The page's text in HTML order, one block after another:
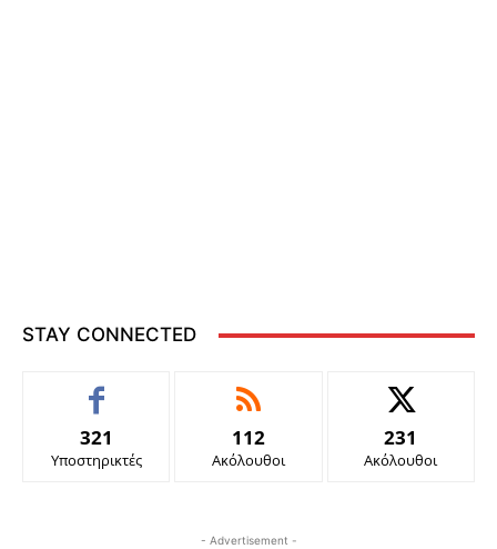
STAY CONNECTED
321
Υποστηρικτές
112
Ακόλουθοι
231
Ακόλουθοι
- Advertisement -